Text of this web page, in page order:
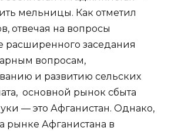
мельницы. Как отметил
отвечая на вопросы
расширенного заседания
вопросам,
и развитию сельских
основной рынок сбыта
— это Афганистан. Однако,
рынке Афганистана в